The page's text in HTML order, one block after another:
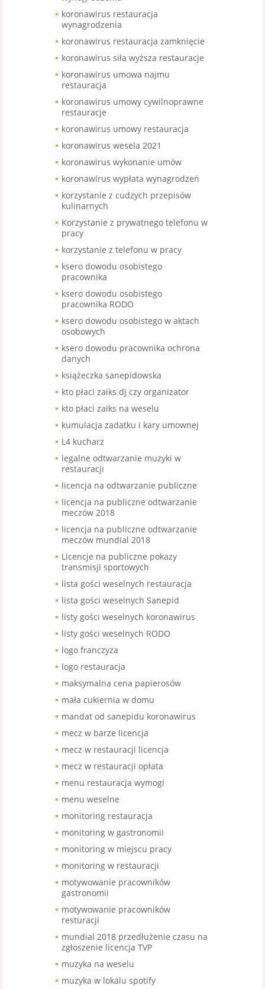
koronawirus restauracja
wynagrodzenia
koronawirus restauracja zamknięcie
koronawirus siła wyższa restauracje
koronawirus umowa najmu
restauracja
koronawirus umowy cywilnoprawne
restauracje
koronawirus umowy restauracja
koronawirus wesela 2021
koronawirus wykonanie umów
koronawirus wypłata wynagrodzeń
korzystanie z cudzych przepisów
kulinarnych
Korzystanie z prywatnego telefonu w
pracy
korzystanie z telefonu w pracy
ksero dowodu osobistego
pracownika
ksero dowodu osobistego
pracownika RODO
ksero dowodu osobistego w aktach
osobowych
ksero dowodu pracownika ochrona
danych
książeczka sanepidowska
kto płaci zaiks dj czy organizator
kto płaci zaiks na weselu
kumulacja zadatku i kary umownej
L4 kucharz
legalne odtwarzanie muzyki w
restauracji
licencja na odtwarzanie publiczne
licencja na publiczne odtwarzanie
meczów 2018
licencja na publiczne odtwarzanie
meczów mundial 2018
Licencje na publiczne pokazy
transmisji sportowych
lista gości weselnych restauracja
lista gości weselnych Sanepid
listy gości weselnych koronawirus
listy gości weselnych RODO
logo franczyza
logo restauracja
maksymalna cena papierosów
mała cukiernia w domu
mandat od sanepidu koronawirus
mecz w barze licencja
mecz w restauracji licencja
mecz w restauracji opłata
menu restauracja wymogi
menu weselne
monitoring restauracja
monitoring w gastronomii
monitoring w miejscu pracy
monitoring w restauracji
motywowanie pracowników
gastronomii
motywowanie pracowników
resturacji
mundial 2018 przedłużenie czasu na
zgłoszenie licencja TVP
muzyka na weselu
muzyka w lokalu spotify